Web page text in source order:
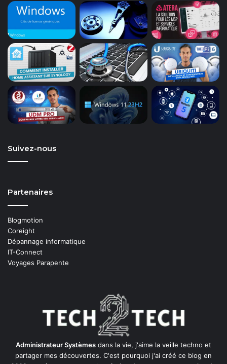
Suivez-nous
Partenaires
Blogmotion
Coreight
Dépannage informatique
IT-Connect
Voyages Parapente
Administrateur Systèmes dans la vie, j'aime la veille techno et
partager mes découvertes. C'est pourquoi j'ai créé ce blog en